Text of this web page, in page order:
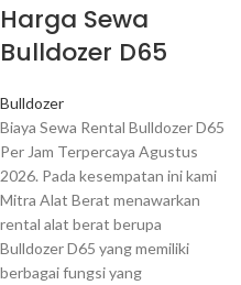
Harga Sewa
Bulldozer D65
Bulldozer
Biaya Sewa Rental Bulldozer D65
Per Jam Terpercaya Agustus
2026. Pada kesempatan ini kami
Mitra Alat Berat menawarkan
rental alat berat berupa
Bulldozer D65 yang memiliki
berbagai fungsi yang